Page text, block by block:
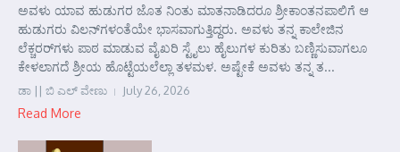
ಅವಳು ಯಾವ ಹುಡುಗರ ಜೊತ ನಿಂತು ಮಾತನಾಡಿದರೂ ಶ್ರೀಕಾಂತನಪಾಲಿಗೆ ಆ
ಹುಡುಗರು ವಿಲನ್‌ಗಳಂತೆಯೇ ಭಾಸವಾಗುತ್ತಿದ್ದರು. ಅವಳು ತನ್ನ ಕಾಲೇಜಿನ
ಲೆಕ್ಚರರ್‌ಗಳು ಪಾಠ ಮಾಡುವ ವೈಖರಿ ಸ್ಟೈಲು ಹೈಲುಗಳ ಕುರಿತು ಬಣ್ಣಿಸುವಾಗಲೂ
ಕೇಳಲಾಗದೆ ಶ್ರೀಯ ಹೊಟ್ಟೆಯಲೆಲ್ಲಾ ತಳಮಳ. ಅಷ್ಟೇಕೆ ಅವಳು ತನ್ನ ತ...
ಡಾ || ಬಿ ಎಲ್ ವೇಣು July 26, 2026
Read More